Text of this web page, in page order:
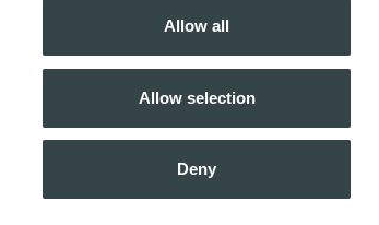
Allow all
Allow selection
Deny